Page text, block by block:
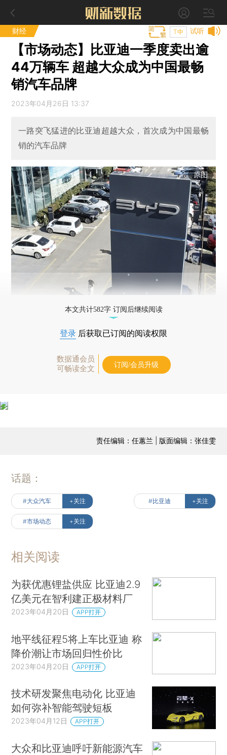
财经 试听
T中
【市场动态】比亚迪一季度卖出逾
44万辆车 超越大众成为中国最畅
销汽车品牌
2023年04月26日 13:37
一路突飞猛进的比亚迪超越大众，首次成为中国最畅
销的汽车品牌
原图
本文共计582字 订阅后继续阅读
登录 后获取已订阅的阅读权限
数据通会员
可畅读全文
订阅/会员升级
责任编辑：任蕙兰 | 版面编辑：张佳雯
话题：
#大众汽车 +关注 #比亚迪 +关注
#市场动态 +关注
相关阅读
为获优惠锂盐供应 比亚迪2.9
亿美元在智利建正极材料厂
2023年04月20日 APP打开
地平线征程5将上车比亚迪 称
降价潮让市场回归性价比
2023年04月20日 APP打开
技术研发聚焦电动化 比亚迪
如何弥补智能驾驶短板
2023年04月12日 APP打开
大众和比亚迪呼吁新能源汽车